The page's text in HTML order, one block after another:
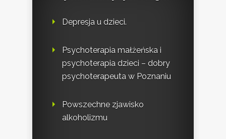
Depresja u dzieci.
Psychoterapia małżeńska i
psychoterapia dzieci – dobry
psychoterapeuta w Poznaniu
Powszechne zjawisko
alkoholizmu